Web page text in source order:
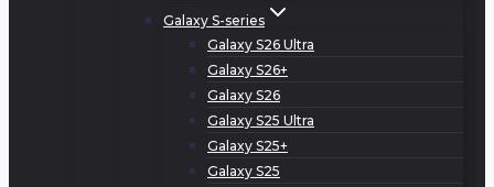
Galaxy S-series
Galaxy S26 Ultra
Galaxy S26+
Galaxy S26
Galaxy S25 Ultra
Galaxy S25+
Galaxy S25